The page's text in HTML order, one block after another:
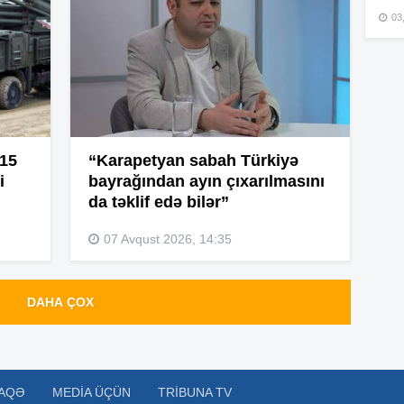
“Karapetyan sabah Türkiyə
bayrağından ayın çıxarılmasını
da təklif edə bilər”
07 Avqust 2026, 14:35
DAHA ÇOX
MEDIA ÜÇÜN TRIBUNA TV